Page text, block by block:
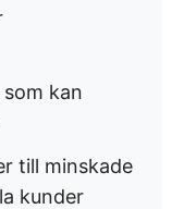
kan
till minskade
kunder